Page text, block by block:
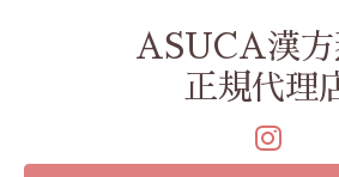
ASUCA漢方
正規代理